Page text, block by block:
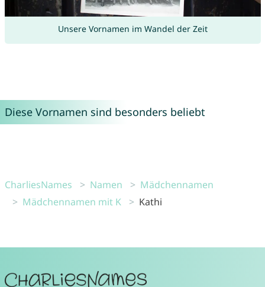
Unsere Vornamen im Wandel der Zeit
Diese Vornamen sind besonders beliebt
CharliesNames Namen
Mädchennamen
Mädchennamen mit K
Kathi